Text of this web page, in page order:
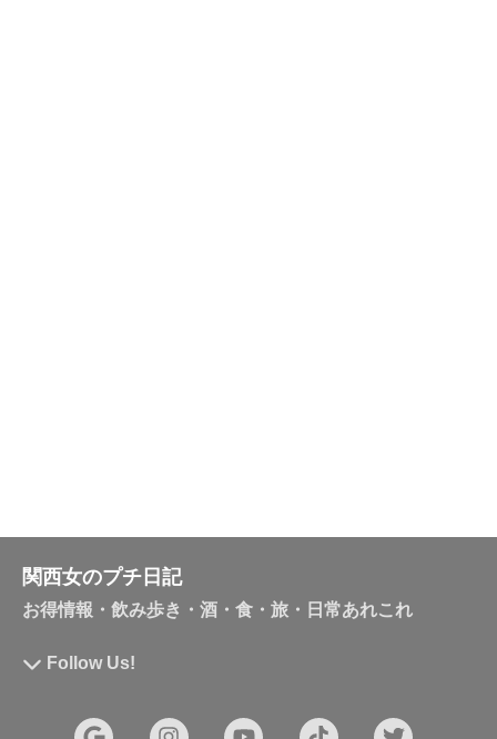
関西女のプチ日記
お得情報・飲み歩き・酒・食・旅・日常あれこれ
Follow Us!